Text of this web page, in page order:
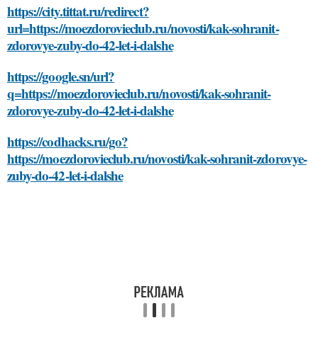
https://city.tittat.ru/redirect?
url=https://moezdorovieclub.ru/novosti/kak-sohranit-
zdorovye-zuby-do-42-let-i-dalshe
https://google.sn/url?
q=https://moezdorovieclub.ru/novosti/kak-sohranit-
zdorovye-zuby-do-42-let-i-dalshe
https://codhacks.ru/go?
https://moezdorovieclub.ru/novosti/kak-sohranit-zdorovye-
zuby-do-42-let-i-dalshe